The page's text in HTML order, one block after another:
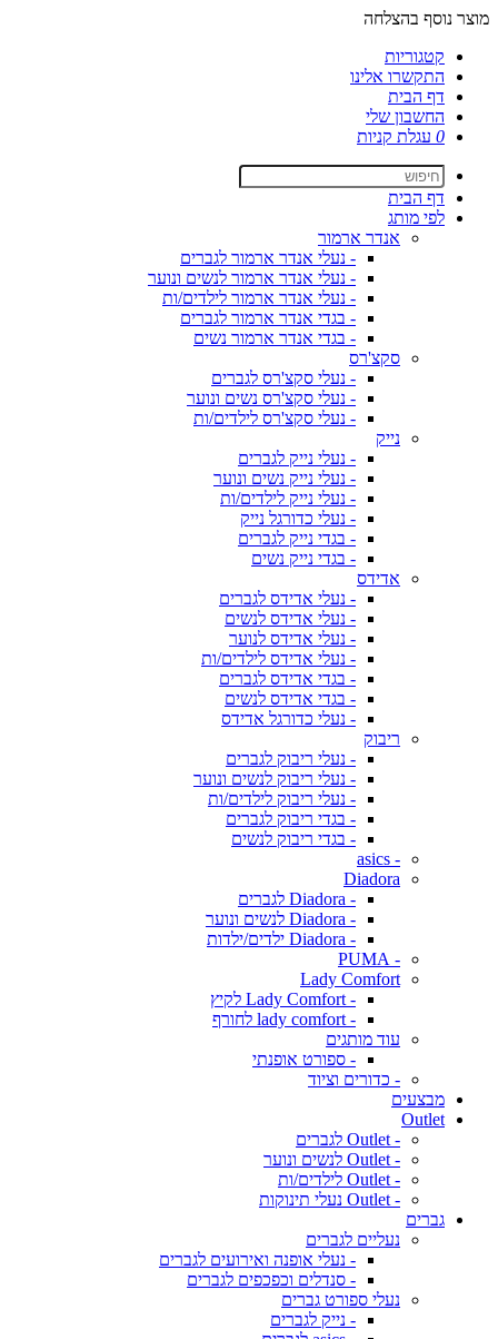
מוצר נוסף בהצלחה
קטגוריות
התקשרו אלינו
דף הבית
החשבון שלי
0 עגלת קניות
דף הבית
לפי מותג
אנדר ארמור
- נעלי אנדר ארמור לגברים
- נעלי אנדר ארמור לנשים ונוער
- נעלי אנדר ארמור לילדים/ות
- בגדי אנדר ארמור לגברים
- בגדי אנדר ארמור נשים
סקצ'רס
- נעלי סקצ'רס לגברים
- נעלי סקצ'רס נשים ונוער
- נעלי סקצ'רס לילדים/ות
נייק
- נעלי נייק לגברים
- נעלי נייק נשים ונוער
- נעלי נייק לילדים/ות
- נעלי כדורגל נייק
- בגדי נייק לגברים
- בגדי נייק נשים
אדידס
- נעלי אדידס לגברים
- נעלי אדידס לנשים
- נעלי אדידס לנוער
- נעלי אדידס לילדים/ות
- בגדי אדידס לגברים
- בגדי אדידס לנשים
- נעלי כדורגל אדידס
ריבוק
- נעלי ריבוק לגברים
- נעלי ריבוק לנשים ונוער
- נעלי ריבוק לילדים/ות
- בגדי ריבוק לגברים
- בגדי ריבוק לנשים
- asics
Diadora
- Diadora לגברים
- Diadora לנשים ונוער
- Diadora ילדים/ילדות
- PUMA
Lady Comfort
- Lady Comfort לקיץ
- lady comfort לחורף
עוד מותגים
- ספורט אופנתי
- כדורים וציוד
מבצעים
Outlet
- Outlet לגברים
- Outlet לנשים ונוער
- Outlet לילדים/ות
- Outlet נעלי תינוקות
גברים
נעליים לגברים
- נעלי אופנה ואירועים לגברים
- סנדלים וכפכפים לגברים
נעלי ספורט גברים
- נייק לגברים